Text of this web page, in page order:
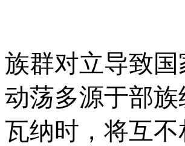
族群对立导致
动荡多源于部
瓦纳时，将互